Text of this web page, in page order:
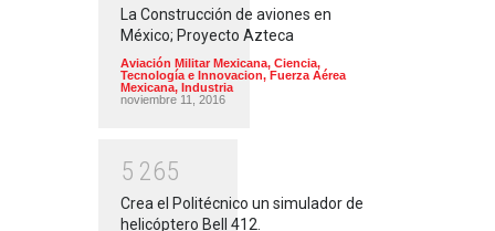
La Construcción de aviones en
México; Proyecto Azteca
Aviación Militar Mexicana, Ciencia,
Tecnología e Innovacion, Fuerza Aérea
Mexicana, Industria
noviembre 11, 2016
5 265
Crea el Politécnico un simulador de
helicóptero Bell 412.